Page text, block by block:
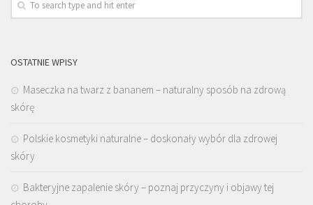
OSTATNIE WPISY
Maseczka na twarz z bananem – naturalny sposób na zdrową
skórę
Polskie kosmetyki naturalne – doskonały wybór dla zdrowej
skóry
Bakteryjne zapalenie skóry – poznaj przyczyny i objawy tej